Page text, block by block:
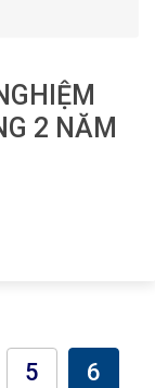
2 NĂM
5
6